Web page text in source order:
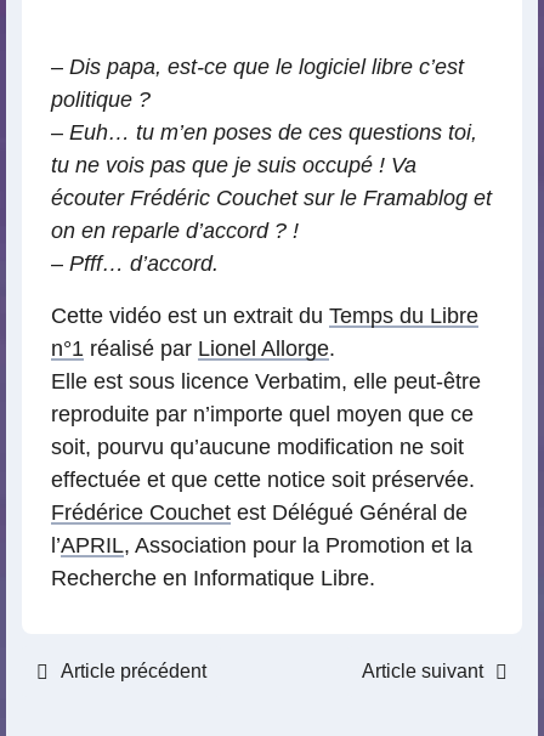
– Dis papa, est-ce que le logiciel libre c’est
politique ?
– Euh… tu m’en poses de ces questions toi,
tu ne vois pas que je suis occupé ! Va
écouter Frédéric Couchet sur le Framablog et
on en reparle d’accord ? !
– Pfff… d’accord.
Cette vidéo est un extrait du Temps du Libre
n°1 réalisé par Lionel Allorge.
Elle est sous licence Verbatim, elle peut-être
reproduite par n’importe quel moyen que ce
soit, pourvu qu’aucune modification ne soit
effectuée et que cette notice soit préservée.
Frédérice Couchet est Délégué Général de
l’APRIL, Association pour la Promotion et la
Recherche en Informatique Libre.
Article précédent Article suivant